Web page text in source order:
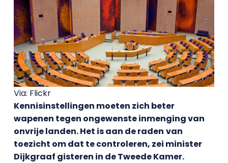
Via: Flickr
Kennisinstellingen moeten zich beter
wapenen tegen ongewenste inmenging van
onvrije landen. Het is aan de raden van
toezicht om dat te controleren, zei minister
Dijkgraaf gisteren in de Tweede Kamer.